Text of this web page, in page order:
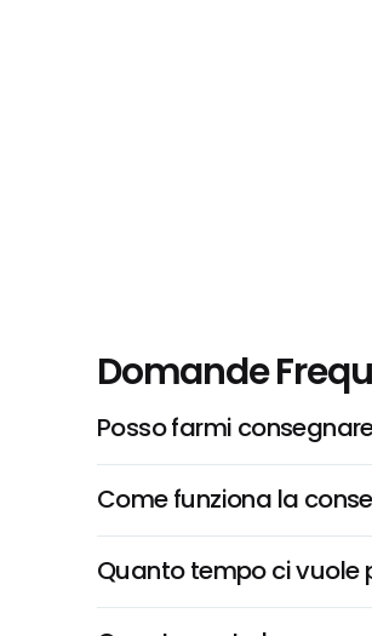
Domande
Posso farmi
Come funziona la
Quanto tempo ci vuole